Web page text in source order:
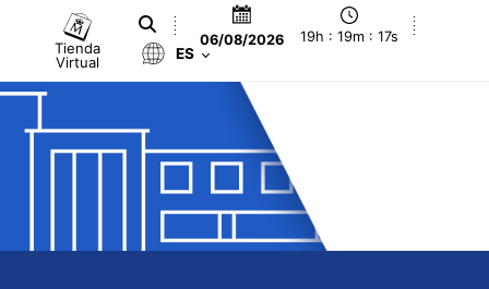
Tienda
Virtual
06/08/2026 19h : 19m : 17s
ES